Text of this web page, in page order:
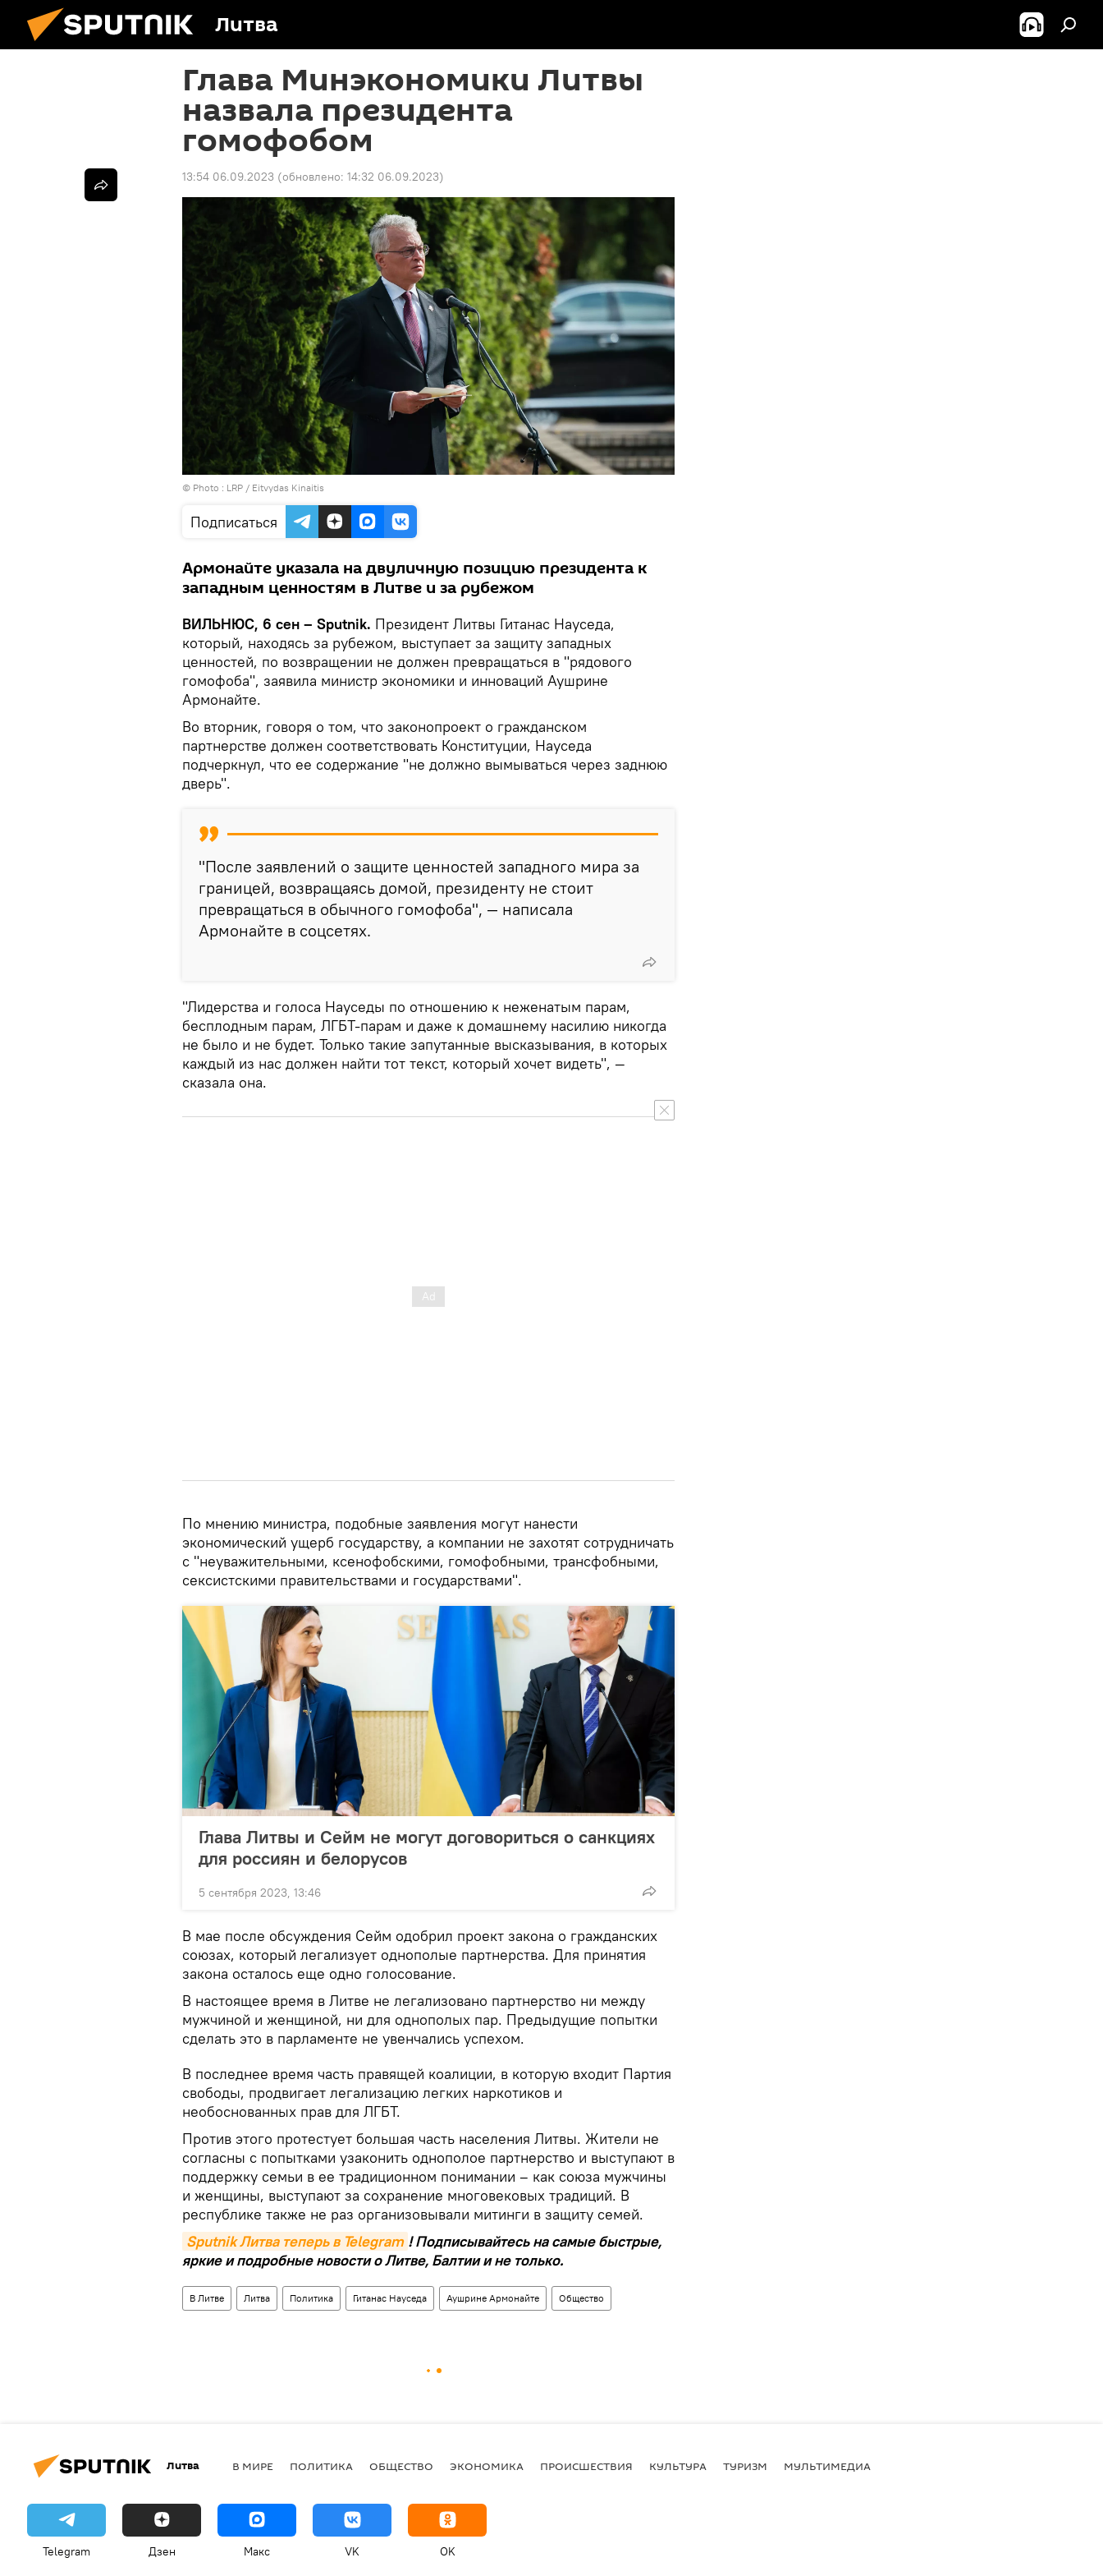
Литва
Глава Минэкономики Литвы
назвала президента
гомофобом
13:54 06.09.2023 (обновлено: 14:32 06.09.2023)
© Photo : LRP / Eitvydas Kinaitis
Подписаться
Армонайте указала на двуличную позицию президента к
западным ценностям в Литве и за рубежом
ВИЛЬНЮС, 6 сен – Sputnik. Президент Литвы Гитанас Науседа,
который, находясь за рубежом, выступает за защиту западных
ценностей, по возвращении не должен превращаться в "рядового
гомофоба", заявила министр экономики и инноваций Аушрине
Армонайте.
Во вторник, говоря о том, что законопроект о гражданском
партнерстве должен соответствовать Конституции, Науседа
подчеркнул, что ее содержание "не должно вымываться через заднюю
дверь".
"После заявлений о защите ценностей западного мира за
границей, возвращаясь домой, президенту не стоит
превращаться в обычного гомофоба", — написала
Армонайте в соцсетях.
"Лидерства и голоса Науседы по отношению к неженатым парам,
бесплодным парам, ЛГБТ-парам и даже к домашнему насилию никогда
не было и не будет. Только такие запутанные высказывания, в которых
каждый из нас должен найти тот текст, который хочет видеть", —
сказала она.
По мнению министра, подобные заявления могут нанести
экономический ущерб государству, а компании не захотят сотрудничать
с "неуважительными, ксенофобскими, гомофобными, трансфобными,
сексистскими правительствами и государствами".
Глава Литвы и Сейм не могут договориться о санкциях
для россиян и белорусов
5 сентября 2023, 13:46
В мае после обсуждения Сейм одобрил проект закона о гражданских
союзах, который легализует однополые партнерства. Для принятия
закона осталось еще одно голосование.
В настоящее время в Литве не легализовано партнерство ни между
мужчиной и женщиной, ни для однополых пар. Предыдущие попытки
сделать это в парламенте не увенчались успехом.
В последнее время часть правящей коалиции, в которую входит Партия
свободы, продвигает легализацию легких наркотиков и
необоснованных прав для ЛГБТ.
Против этого протестует большая часть населения Литвы. Жители не
согласны с попытками узаконить однополое партнерство и выступают в
поддержку семьи в ее традиционном понимании – как союза мужчины
и женщины, выступают за сохранение многовековых традиций. В
республике также не раз организовывали митинги в защиту семей.
Sputnik Литва теперь в Telegram ! Подписывайтесь на самые быстрые,
яркие и подробные новости о Литве, Балтии и не только.
В Литве Литва Политика Гитанас Науседа Аушрине Армонайте Общество
Литва В МИРЕ ПОЛИТИКА ОБЩЕСТВО ЭКОНОМИКА ПРОИСШЕСТВИЯ КУЛЬТУРА ТУРИЗМ МУЛЬТИМЕДИА
Telegram Дзен Макс VK OK